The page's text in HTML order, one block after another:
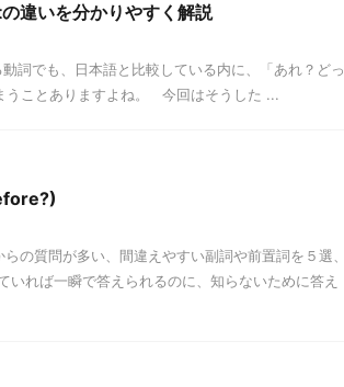
違いを分かりやすく解説
詞でも、日本語と比較している内に、「あれ？どっ
うことありますよね。 今回はそうした ...
の質問が多い、間違えやすい副詞や前置詞を５選、
れば一瞬で答えられるのに、知らないために答え